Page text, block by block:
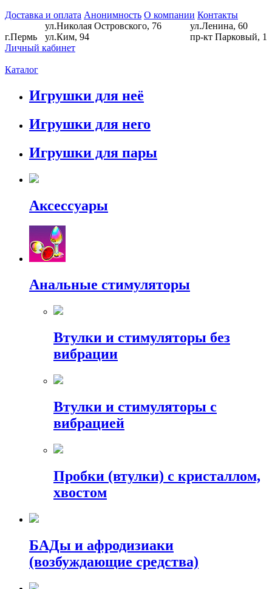
Доставка и оплата Анонимность О компании Контакты
г.Пермь
ул.Николая Островского, 76
ул.Ким, 94
ул.Ленина, 60
пр-кт Парковый, 1
Личный кабинет
Каталог
Игрушки для неё
Игрушки для него
Игрушки для пары
Аксессуары
Анальные стимуляторы
Втулки и стимуляторы без
вибрации
Втулки и стимуляторы с
вибрацией
Пробки (втулки) с кристаллом,
хвостом
БАДы и афродизиаки
(возбуждающие средства)